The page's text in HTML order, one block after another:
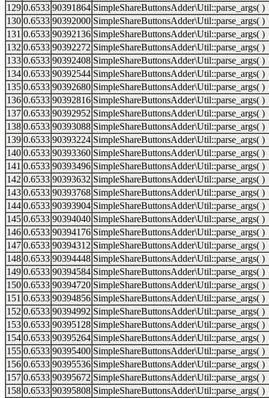
129 0.6533 90391864 SimpleShareButtonsAdder\Util::parse_args( )
130 0.6533 90392000 SimpleShareButtonsAdder\Util::parse_args( )
131 0.6533 90392136 SimpleShareButtonsAdder\Util::parse_args( )
132 0.6533 90392272 SimpleShareButtonsAdder\Util::parse_args( )
133 0.6533 90392408 SimpleShareButtonsAdder\Util::parse_args( )
134 0.6533 90392544 SimpleShareButtonsAdder\Util::parse_args( )
135 0.6533 90392680 SimpleShareButtonsAdder\Util::parse_args( )
136 0.6533 90392816 SimpleShareButtonsAdder\Util::parse_args( )
137 0.6533 90392952 SimpleShareButtonsAdder\Util::parse_args( )
138 0.6533 90393088 SimpleShareButtonsAdder\Util::parse_args( )
139 0.6533 90393224 SimpleShareButtonsAdder\Util::parse_args( )
140 0.6533 90393360 SimpleShareButtonsAdder\Util::parse_args( )
141 0.6533 90393496 SimpleShareButtonsAdder\Util::parse_args( )
142 0.6533 90393632 SimpleShareButtonsAdder\Util::parse_args( )
143 0.6533 90393768 SimpleShareButtonsAdder\Util::parse_args( )
144 0.6533 90393904 SimpleShareButtonsAdder\Util::parse_args( )
145 0.6533 90394040 SimpleShareButtonsAdder\Util::parse_args( )
146 0.6533 90394176 SimpleShareButtonsAdder\Util::parse_args( )
147 0.6533 90394312 SimpleShareButtonsAdder\Util::parse_args( )
148 0.6533 90394448 SimpleShareButtonsAdder\Util::parse_args( )
149 0.6533 90394584 SimpleShareButtonsAdder\Util::parse_args( )
150 0.6533 90394720 SimpleShareButtonsAdder\Util::parse_args( )
151 0.6533 90394856 SimpleShareButtonsAdder\Util::parse_args( )
152 0.6533 90394992 SimpleShareButtonsAdder\Util::parse_args( )
153 0.6533 90395128 SimpleShareButtonsAdder\Util::parse_args( )
154 0.6533 90395264 SimpleShareButtonsAdder\Util::parse_args( )
155 0.6533 90395400 SimpleShareButtonsAdder\Util::parse_args( )
156 0.6533 90395536 SimpleShareButtonsAdder\Util::parse_args( )
157 0.6533 90395672 SimpleShareButtonsAdder\Util::parse_args( )
158 0.6533 90395808 SimpleShareButtonsAdder\Util::parse_args( )